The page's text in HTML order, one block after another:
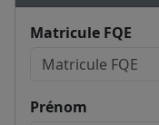
Matricule FQE
Prénom